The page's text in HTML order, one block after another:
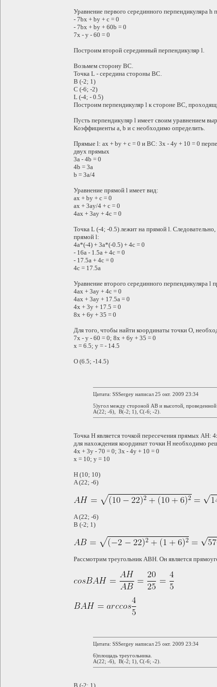
Уравнение первого серединного перпендикуляра h
- 7bx + by + c = 0
- 7bx + by + 60b = 0
7x - y - 60 = 0
Построим второй серединный перпендикуляр l.
Возьмем сторону BC.
Точка L - середина стороны BC.
B (-2; 1)
C (-6; -2)
L (-4; - 0.5)
Построим перпендикуляр l к стороне BC,
Пусть перпендикуляр l имеет своим уравнением
Коэффициенты a, b и c необходимо определить.
Прямые l: ax + by + c = 0 и BC: 3x - 4y + 10 = 0
двух прямых
3a - 4b = 0
4b = 3a
b = 3a/4
Уравнение прямой l имеет вид:
ax + by + c = 0
ax + 3ay/4 + c = 0
4ax + 3ay + 4c = 0
Точка L (-4; -0.5) лежит на прямой l.
прямой l:
4a*(-4) + 3a*(-0.5) + 4c = 0
- 16a - 1.5a + 4c = 0
- 17.5a + 4c = 0
4c = 17.5a
Уравнение второго серединного перпендикуляра l
4ax + 3ay + 4c = 0
4ax + 3ay + 17.5a = 0
4x + 3y + 17.5 = 0
8x + 6y + 35 = 0
Для того, чтобы найти координаты точки O,
7x - y - 60 = 0; 8x + 6y + 35 = 0
x = 6.5; y = - 14.5
O (6.5; -14.5)
Цитата: SSSergey написал 25 окт. 2009 23:34
5)угол между стороной AB и высотой,
A(22; -6), B(-2; 1), C(-6; -2).
Точка H является точкой пересечения прямых
для нахождения координат точки H необходимо
4x + 3y - 70 = 0; 3x - 4y + 10 = 0
x = 10; y = 10
H (10; 10)
A (22; -6)
A (22; -6)
B (-2; 1)
Рассмотрим треугольник ABH. Он является
Цитата: SSSergey написал 25 окт. 2009 23:34
6)площадь треугольника.
A(22; -6), B(-2; 1), C(-6; -2).
B (-2; 1)